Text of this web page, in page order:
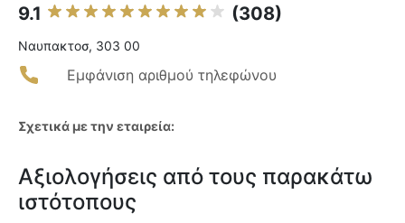
9.1 (308)
Ναυπακτοσ, 303 00
Εμφάνιση αριθμού τηλεφώνου
Σχετικά με την εταιρεία:
Αξιολογήσεις από τους παρακάτω
ιστότοπους